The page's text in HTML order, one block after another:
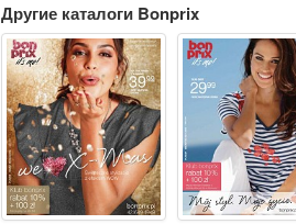
Другие каталоги Bonprix